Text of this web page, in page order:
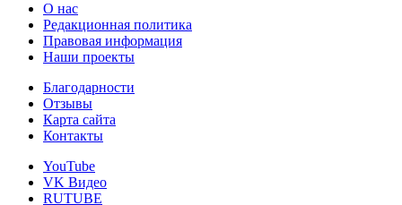
О нас
Редакционная политика
Правовая информация
Наши проекты
Благодарности
Отзывы
Карта сайта
Контакты
YouTube
VK Видео
RUTUBE